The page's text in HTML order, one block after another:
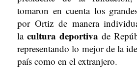
tomaron en cuenta los
por Ortiz de manera
lacultura deportiva de
representando lo mejor de la
país como en el extranjero.